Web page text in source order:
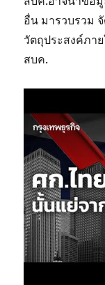
อื่น มารวบรวม จั
วัตถุประสงค์ภา
สบค.